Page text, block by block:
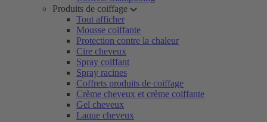
Produits de coiffage
Tout afficher
Mousse coiffante
Protection contre la chaleur
Cire cheveux
Spray coiffant
Spray racines
Coffrets produits de coiffage
Crème cheveux et crème coiffante
Gel cheveux
Laque cheveux